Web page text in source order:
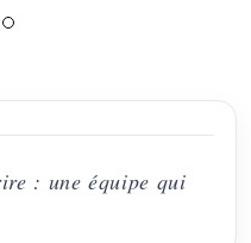
: une équipe qui